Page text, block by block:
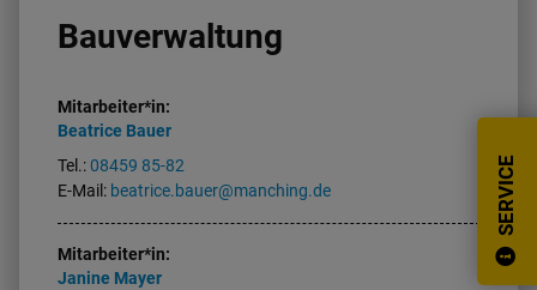
SERVICE
Bauverwaltung
Mitarbeiter*in:
Beatrice Bauer
Tel.:08459 85-82
E-Mail: beatrice.bauer@manching.de
Mitarbeiter*in:
Janine Mayer